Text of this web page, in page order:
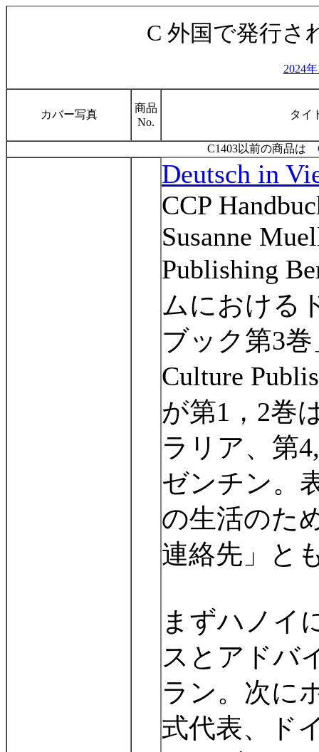
C 外国で発行さ
2024
カバー写真
商品
No.
タイ
C1403以前の商品は
Deutsch in
CCP
Susanne
Publishing
ムにおける
ブック第3
Culture
が第1 ， 2巻
ラリア、第
ゼンチン。
の生活のた
連絡先」と
まずハノイ
スとアドバ
ラン。次に
式代表、ド